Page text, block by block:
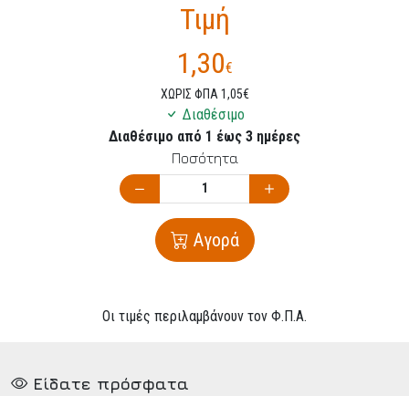
Τιμή
1,30€
ΧΩΡΙΣ ΦΠΑ 1,05€
Διαθέσιμο
Διαθέσιμο από 1 έως 3 ημέρες
Ποσότητα
Αγορά
Οι τιμές περιλαμβάνουν τον Φ.Π.Α.
Είδατε πρόσφατα